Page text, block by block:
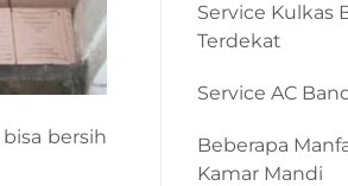
bersih
Service Kulkas
Terdekat
Service AC
Beberapa
Kamar Mandi